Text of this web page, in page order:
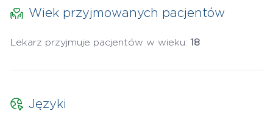
Wiek przyjmowanych pacjentów
Lekarz przyjmuje pacjentów w wieku: 18
Języki